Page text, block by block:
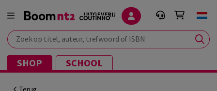
Zoek op titel, auteur, trefwoord of ISBN
SHOP SCHOOL